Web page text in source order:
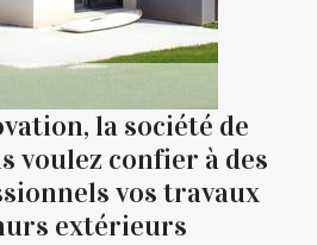
la société de
voulez confier à des
vos travaux
extérieurs